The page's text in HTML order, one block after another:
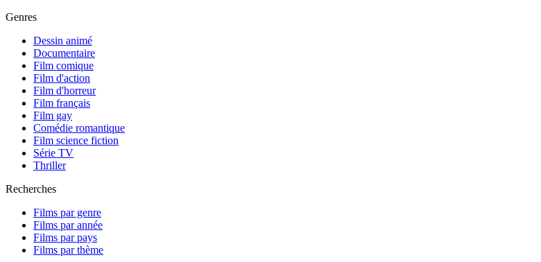
Genres
Dessin animé
Documentaire
Film comique
Film d'action
Film d'horreur
Film français
Film gay
Comédie romantique
Film science fiction
Série TV
Thriller
Recherches
Films par genre
Films par année
Films par pays
Films par thème